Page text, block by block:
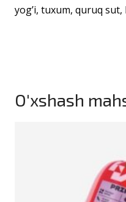
yog’i, tuxum, quruq
O'xshash